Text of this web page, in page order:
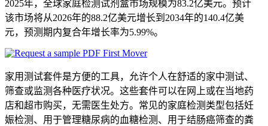
2025年，全球家庭检测试剂盒市场规模为83.2亿美元。预计
该市场将从2026年的88.2亿美元增长到2034年的140.4亿美
元，预测期内复合年增长率为5.99%。
家用测试套件是方便的工具，允许个人在舒适的家中测试、
筛查或监测各种医疗状况。这些套件可以在网上或在当地药
店和超市购买，无需医生处方。常见的家庭检测类型包括妊
娠检测、用于管理糖尿病的血糖检测、用于结肠癌筛查的粪